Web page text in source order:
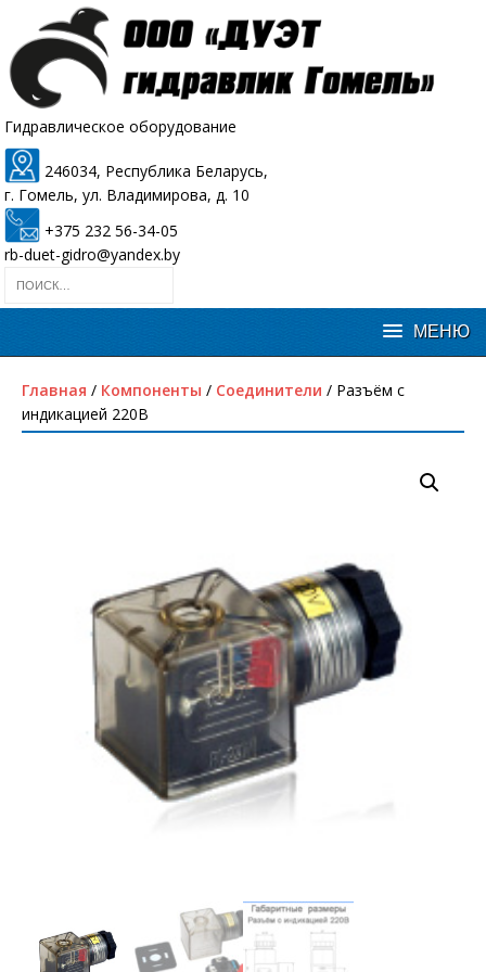
Гидравлическое оборудование
246034, Республика Беларусь,
г. Гомель, ул. Владимирова, д. 10
+375 232 56-34-05
rb-duet-gidro@yandex.by
Главная / Компоненты / Соединители / Разъём с
индикацией 220В